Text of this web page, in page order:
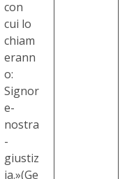
con
cui lo
chiam
erann
o:
Signor
e-
nostra
-
giustiz
ia.»(Ge